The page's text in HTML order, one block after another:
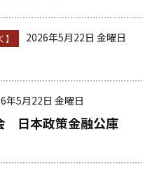
2026年5月22日 金曜日
年5月22日 金曜日
日本政策金融公庫